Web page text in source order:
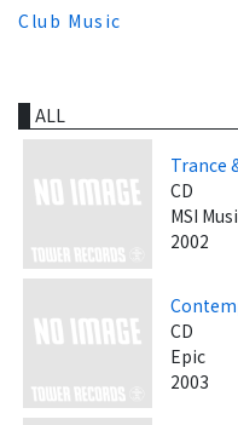
Club Music
ALL
Trance
CD
MSI
2002
CD
Epic
2003